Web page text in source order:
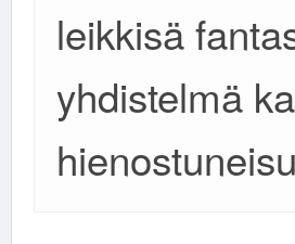
leikkisä
yhdistelmä